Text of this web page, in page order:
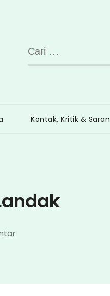
Cari
untuk:
Kontak, Kritik & Saran
pada